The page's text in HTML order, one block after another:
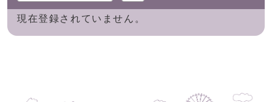
現在登録されていません。